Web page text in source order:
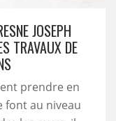
JOSEPH
TRAVAUX DE
prendre en
font au niveau